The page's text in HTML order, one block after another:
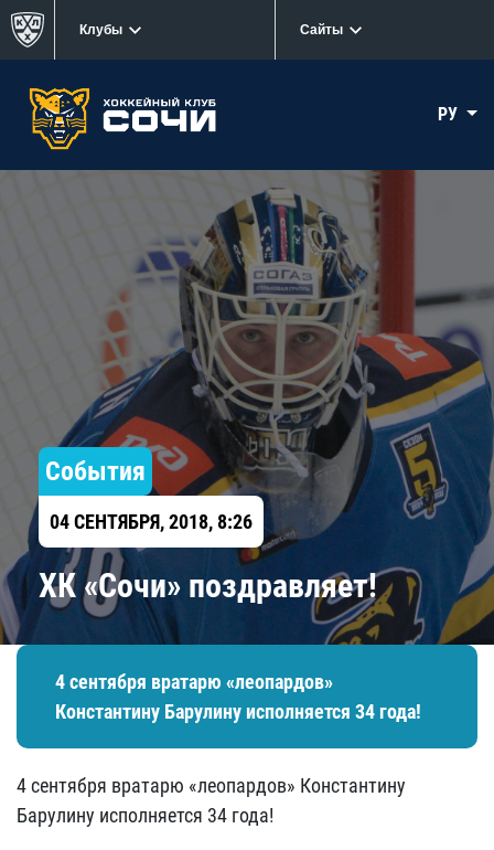
Клубы Сайты
РУ
События
04 СЕНТЯБРЯ, 2018, 8:26
ХК «Сочи» поздравляет!
4 сентября вратарю «леопардов»
Константину Барулину исполняется 34 года!
4 сентября вратарю «леопардов» Константину
Барулину исполняется 34 года!